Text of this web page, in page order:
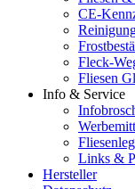
CE-
Fleck-
Fliesen
Info & Service
Links &
Hersteller